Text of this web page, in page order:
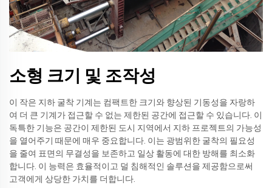
소형 크기 및 조작성
이 작은 지하 굴착 기계는 컴팩트한 크기와 향상된 기동성을 자랑하
여 더 큰 기계가 접근할 수 없는 제한된 공간에 접근할 수 있습니다. 이
독특한 기능은 공간이 제한된 도시 지역에서 지하 프로젝트의 가능성
을 열어주기 때문에 매우 중요합니다. 이는 광범위한 굴착의 필요성
을 줄여 표면의 무결성을 보존하고 일상 활동에 대한 방해를 최소화
합니다. 이 능력은 효율적이고 덜 침해적인 솔루션을 제공함으로써
고객에게 상당한 가치를 더합니다.